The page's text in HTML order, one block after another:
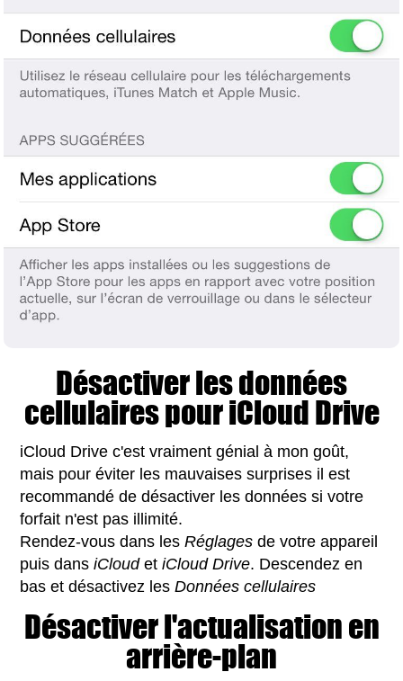
Désactiver les données
cellulaires pour iCloud Drive
iCloud Drive c'est vraiment génial à mon goût,
mais pour éviter les mauvaises surprises il est
recommandé de désactiver les données si votre
forfait n'est pas illimité.
Rendez-vous dans lesRéglages de votre appareil
puis dansiCloudetiCloud Drive. Descendez en
bas et désactivez lesDonnées cellulaires
Désactiver l'actualisation en
arrière-plan